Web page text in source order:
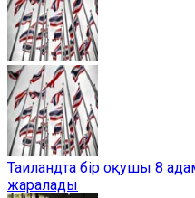
Таиландта бір оқушы 8
жаралады